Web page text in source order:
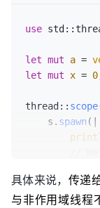
use
let mut a =
let mut x = 0
thread:: scope
    s.
spawn
    });
    s.
spawn
具体来说， 传递
与非作用域线程